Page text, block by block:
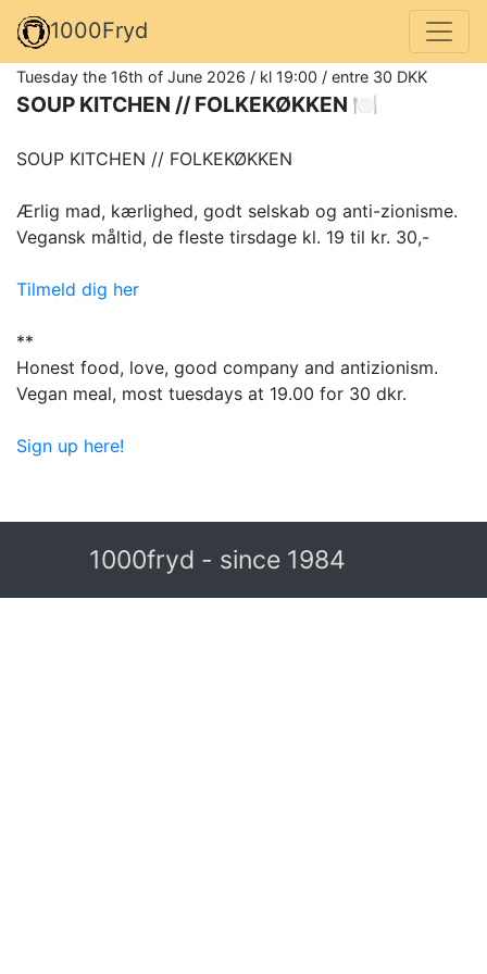
1000Fryd
Tuesday the 16th of June 2026 / kl 19:00 / entre 30 DKK
SOUP KITCHEN // FOLKEKØKKEN 🍽️
SOUP KITCHEN // FOLKEKØKKEN
Ærlig mad, kærlighed, godt selskab og anti-zionisme.
Vegansk måltid, de fleste tirsdage kl. 19 til kr. 30,-
Tilmeld dig her
**
Honest food, love, good company and antizionism.
Vegan meal, most tuesdays at 19.00 for 30 dkr.
Sign up here!
1000fryd - since 1984